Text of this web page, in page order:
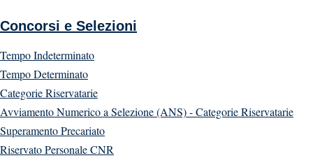
Concorsi e Selezioni
Tempo Indeterminato
Tempo Determinato
Categorie Riservatarie
Avviamento Numerico a Selezione (ANS) - Categorie Riservatarie
Superamento Precariato
Riservato Personale CNR